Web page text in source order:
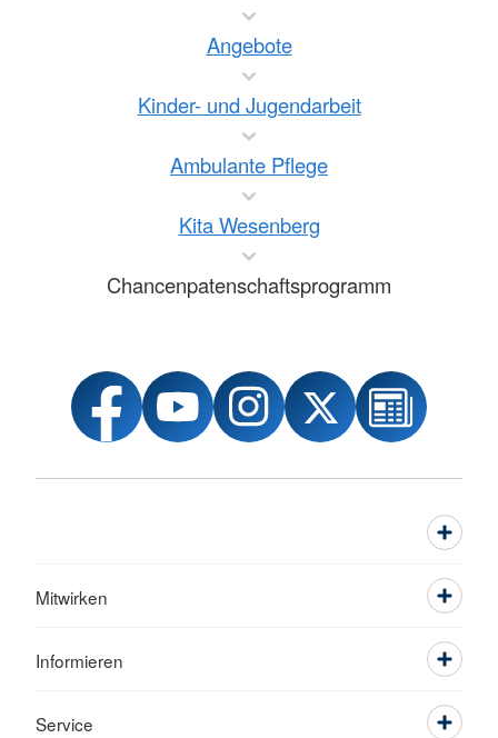
Angebote
Kinder- und Jugendarbeit
Ambulante Pflege
Kita Wesenberg
Chancenpatenschaftsprogramm
Mitwirken
Informieren
Service